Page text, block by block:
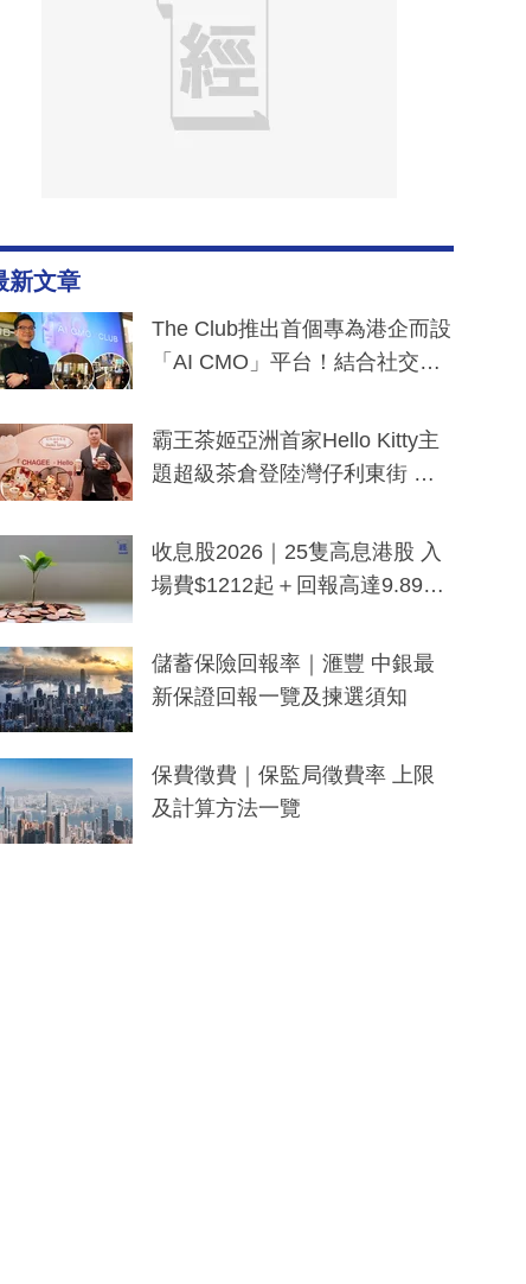
新文章
The Club推出首個專為港企而設
「AI CMO」平台！結合社交聆
分鐘生成「貼地」宣傳短片
霸王茶姬亞洲首家Hello Kitty主
題超級茶倉登陸灣仔利東街 推
y及香港限定特調系列
收息股2026｜25隻高息港股 入
場費$1212起＋回報高達9.89
儲蓄保險回報率｜滙豐 中銀最
新保證回報一覽及揀選須知
保費徵費｜保監局徵費率 上限
及計算方法一覽